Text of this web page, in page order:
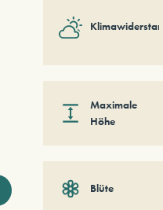
Klimawiderstand
Maximale
Höhe
Blüte